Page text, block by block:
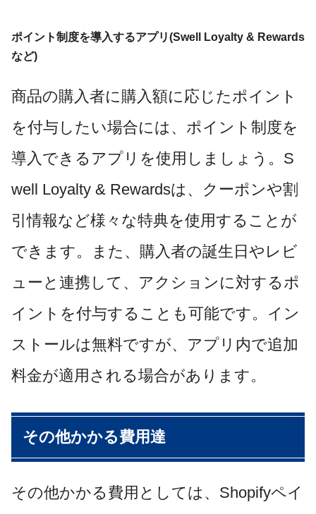
ポイント制度を導入するアプリ(Swell Loyalty & Rewards
など)
商品の購入者に購入額に応じたポイント
を付与したい場合には、ポイント制度を
導入できるアプリを使用しましょう。S
well Loyalty & Rewardsは、クーポンや割
引情報など様々な特典を使用することが
できます。また、購入者の誕生日やレビ
ューと連携して、アクションに対するポ
イントを付与することも可能です。イン
ストールは無料ですが、アプリ内で追加
料金が適用される場合があります。
その他かかる費用達
その他かかる費用としては、Shopifyペイ